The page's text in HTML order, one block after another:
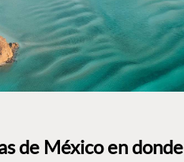
de México en donde